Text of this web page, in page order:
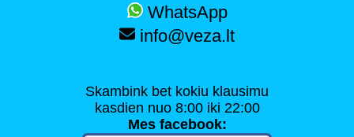
WhatsApp
info@veza.lt
Skambink bet kokiu klausimu
kasdien nuo 8:00 iki 22:00
Mes facebook: